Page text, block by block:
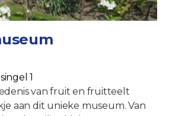
1
van fruit en fruitteelt
aan dit unieke museum. Van